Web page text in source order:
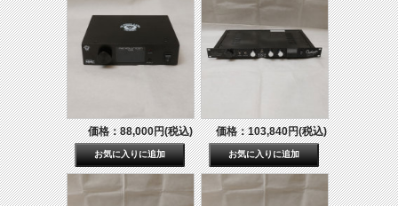
価格：88,000円(税込) 価格：103,840円(税込)